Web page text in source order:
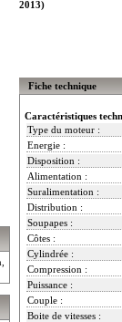
2013)
Fiche technique
Caractéristiques
Type du moteur :
Energie :
Disposition :
Alimentation :
Suralimentation :
Distribution :
Soupapes :
Côtes :
Cylindrée :
Compression :
Puissance :
Couple :
Boite de vitesses :